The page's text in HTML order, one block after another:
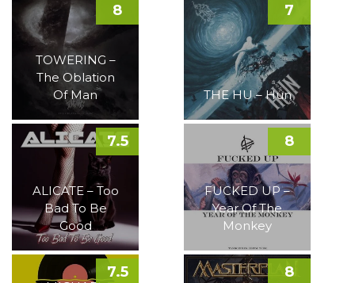
TOWERING –
The Oblation
Of Man
8
THE HU – Hun
7
ALICATE – Too
Bad To Be
Good
7.5
FUCKED UP –
Year Of The
Monkey
8
7.5 8